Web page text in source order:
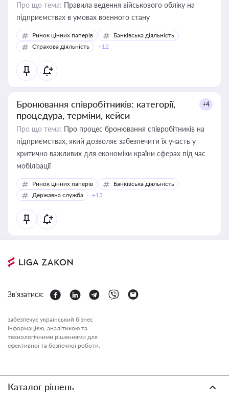
Про що тема: Правила ведення військового обліку на
підприємствах в умовах воєнного стану
Ринок цінних паперів
Банківська діяльність
Страхова діяльність
+12
Бронювання співробітників: категорії,
процедура, терміни, кейси
+4
Про що тема: Про процес бронювання співробітників на
підприємствах, який дозволяє забезпечити їх участь у
критично важливих для економіки країни сферах під час
мобілізації
Ринок цінних паперів
Банківська діяльність
Державна служба
+13
Зв'язатися:
забезпечує український бізнес
інформацією, аналітикою та
технологічними рішеннями для
ефективної та безпечної роботи.
Каталог рішень